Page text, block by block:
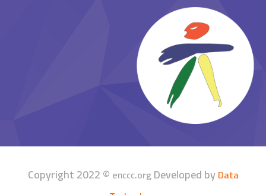
Copyright 2022 ©enccc.orgDeveloped byData